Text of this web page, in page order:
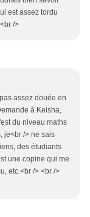
est assez tordu
/>
assez douée en
à Keisha,
du niveau maths
je<br /> ne sais
des étudiants
une copine qui me
etc.<br /> <br />